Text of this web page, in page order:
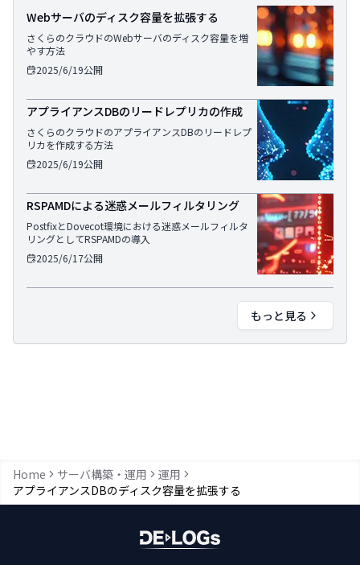
Webサーバのディスク容量を拡張する
さくらのクラウドのWebサーバのディスク容量を増
やす方法
2025/6/19公開
アプライアンスDBのリードレプリカの作成
さくらのクラウドのアプライアンスDBのリードレプ
リカを作成する方法
2025/6/19公開
RSPAMDによる迷惑メールフィルタリング
PostfixとDovecot環境における迷惑メールフィルタ
リングとしてRSPAMDの導入
2025/6/17公開
もっと見る
Home サーバ構築・運用
運用
アプライアンスDBのディスク容量を拡張する